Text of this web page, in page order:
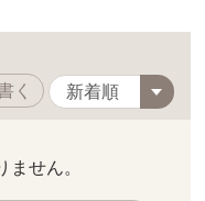
く
せん。